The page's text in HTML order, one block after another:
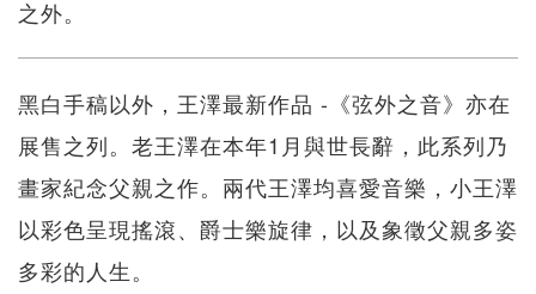
之外。
黑白手稿以外，王澤最新作品 -《弦外之音》亦在
展售之列。老王澤在本年1月與世長辭，此系列乃
畫家紀念父親之作。兩代王澤均喜愛音樂，小王澤
以彩色呈現搖滾、爵士樂旋律，以及象徵父親多姿
多彩的人生。